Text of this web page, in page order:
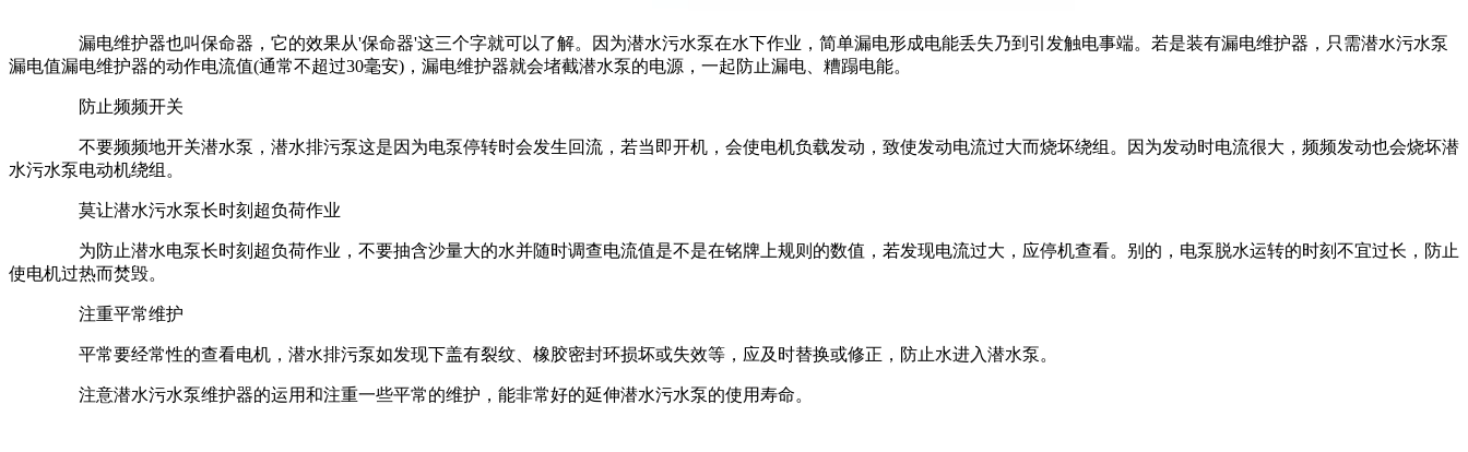
漏电维护器也叫保命器，它的效果从'保命器'这三个字就可以了解。因为潜水污水泵在水下作业，简单漏电形成电能丢失乃到引发触电事端。若是装有漏电维护器，只需潜水污水泵
漏电值漏电维护器的动作电流值(通常不超过30毫安)，漏电维护器就会堵截潜水泵的电源，一起防止漏电、糟蹋电能。
防止频频开关
不要频频地开关潜水泵，潜水排污泵这是因为电泵停转时会发生回流，若当即开机，会使电机负载发动，致使发动电流过大而烧坏绕组。因为发动时电流很大，频频发动也会烧坏潜
水污水泵电动机绕组。
莫让潜水污水泵长时刻超负荷作业
为防止潜水电泵长时刻超负荷作业，不要抽含沙量大的水并随时调查电流值是不是在铭牌上规则的数值，若发现电流过大，应停机查看。别的，电泵脱水运转的时刻不宜过长，防止
使电机过热而焚毁。
注重平常维护
平常要经常性的查看电机，潜水排污泵如发现下盖有裂纹、橡胶密封环损坏或失效等，应及时替换或修正，防止水进入潜水泵。
注意潜水污水泵维护器的运用和注重一些平常的维护，能非常好的延伸潜水污水泵的使用寿命。